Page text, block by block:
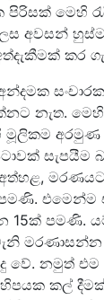
පිරිසක් මෙහි
අවසන්
කර
නැත.
මූලිකම අරමුණ
එමෙන්ම
15ක් පමණි.
මරණාසන්න
වේ. නමුත්
කල්